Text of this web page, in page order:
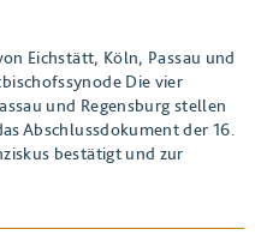
Eichstätt, Köln, Passau und
Die vier
und Regensburg stellen
Abschlussdokument der 16.
bestätigt und zur